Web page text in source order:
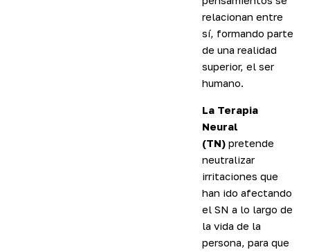
relacionan entre
sí, formando parte
de una realidad
superior, el ser
humano.
La Terapia
Neural
(TN) pretende
neutralizar
irritaciones que
han ido afectando
el SN a lo largo de
la vida de la
persona, para que